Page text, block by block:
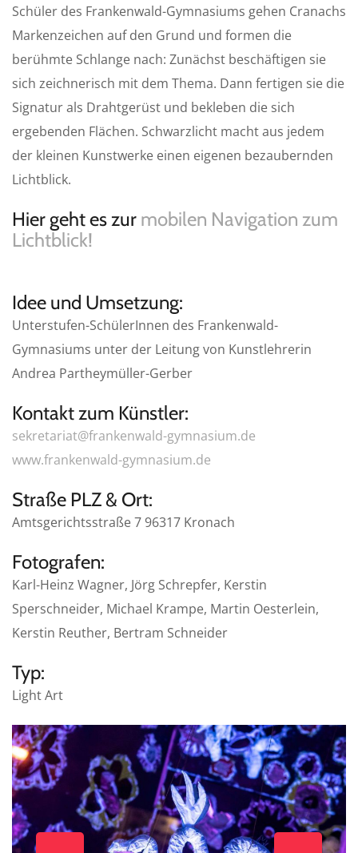
i
Schüler des Frankenwald-Gymnasiums gehen Cranachs
Markenzeichen auf den Grund und formen die
berühmte Schlange nach: Zunächst beschäftigen sie
sich zeichnerisch mit dem Thema. Dann fertigen sie die
Signatur als Drahtgerüst und bekleben die sich
ergebenden Flächen. Schwarzlicht macht aus jedem
der kleinen Kunstwerke einen eigenen bezaubernden
Lichtblick.
Hier geht es zur mobilen Navigation zum
Lichtblick!
Idee und Umsetzung:
Unterstufen-SchülerInnen des Frankenwald-
Gymnasiums unter der Leitung von Kunstlehrerin
Andrea Partheymüller-Gerber
Kontakt zum Künstler:
sekretariat@frankenwald-gymnasium.de
www.frankenwald-gymnasium.de
Straße PLZ & Ort:
Amtsgerichtsstraße 7 96317 Kronach
Fotografen:
Karl-Heinz Wagner, Jörg Schrepfer, Kerstin
Sperschneider, Michael Krampe, Martin Oesterlein,
Kerstin Reuther, Bertram Schneider
Typ:
Light Art